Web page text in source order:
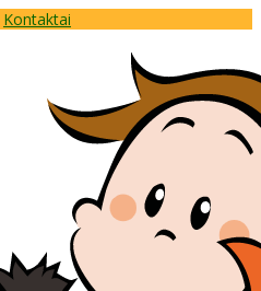
Kontaktai